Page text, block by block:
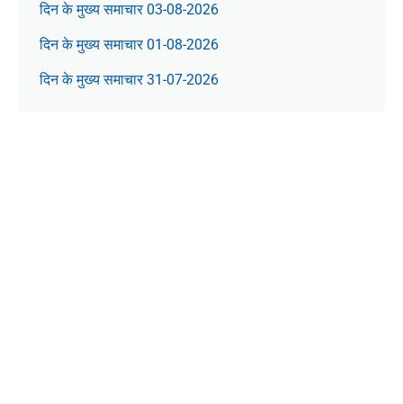
दिन के मुख्य समाचार 03-08-2026
दिन के मुख्य समाचार 01-08-2026
दिन के मुख्य समाचार 31-07-2026